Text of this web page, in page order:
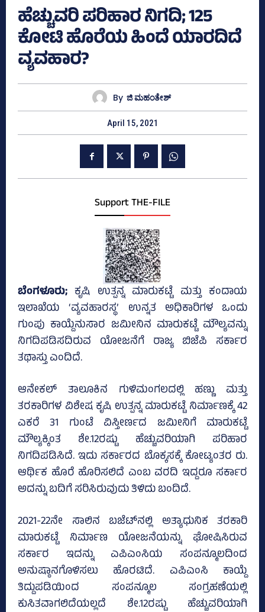
ಹೆಚ್ಚುವರಿ ಪರಿಹಾರ ನಿಗದಿ; 125
ಕೋಟಿ ಹೊರೆಯ ಹಿಂದೆ ಯಾರದಿದೆ
ವ್ಯವಹಾರ?
By ಜಿ ಮಹಂತೇಶ್
April 15, 2021
Support THE-FILE
ಬೆಂಗಳೂರು; ಕೃಷಿ ಉತ್ಪನ್ನ ಮಾರುಕಟ್ಟೆ ಮತ್ತು ಕಂದಾಯ
ಇಲಾಖೆಯ ‘ವ್ಯವಹಾರಸ್ಥ’ ಉನ್ನತ ಅಧಿಕಾರಿಗಳ ಒಂದು
ಗುಂಪು ಕಾಯ್ದೆನುಸಾರ ಜಮೀನಿನ ಮಾರುಕಟ್ಟೆ ಮೌಲ್ಯವನ್ನು
ನಿಗದಿಪಡಿಸದಿರುವ ಯೋಜನೆಗೆ ರಾಜ್ಯ ಬಿಜೆಪಿ ಸರ್ಕಾರ
ತಥಾಸ್ತು ಎಂದಿದೆ.
ಆನೇಕಲ್‌ ತಾಲೂಕಿನ ಗುಳಿಮಂಗಲದಲ್ಲಿ ಹಣ್ಣು ಮತ್ತು
ತರಕಾರಿಗಳ ವಿಶೇಷ ಕೃಷಿ ಉತ್ಪನ್ನ ಮಾರುಕಟ್ಟೆ ನಿರ್ಮಾಣಕ್ಕೆ 42
ಎಕರೆ 31 ಗುಂಟೆ ವಿಸ್ತೀರ್ಣದ ಜಮೀನಿಗೆ ಮಾರುಕಟ್ಟೆ
ಮೌಲ್ಯಕ್ಕಿಂತ ಶೇ.12ರಷ್ಟು ಹೆಚ್ಚುವರಿಯಾಗಿ ಪರಿಹಾರ
ನಿಗದಿಪಡಿಸಿದೆ. ಇದು ಸರ್ಕಾರದ ಬೊಕ್ಕಸಕ್ಕೆ ಕೋಟ್ಯಂತರ ರು.
ಆರ್ಥಿಕ ಹೊರೆ ಹೊರಿಸಲಿದೆ ಎಂಬ ವರದಿ ಇದ್ದರೂ ಸರ್ಕಾರ
ಅದನ್ನು ಬದಿಗೆ ಸರಿಸಿರುವುದು ತಿಳಿದು ಬಂದಿದೆ.
2021-22ನೇ ಸಾಲಿನ ಬಜೆಟ್‌ನಲ್ಲಿ ಅತ್ಯಾಧುನಿಕ ತರಕಾರಿ
ಮಾರುಕಟ್ಟೆ ನಿರ್ಮಾಣ ಯೋಜನೆಯನ್ನು ಘೋಷಿಸಿರುವ
ಸರ್ಕಾರ ಇದನ್ನು ಎಪಿಎಂಸಿಯ ಸಂಪನ್ಮೂಲದಿಂದ
ಅನುಷ್ಠಾನಗೊಳಿಸಲು ಹೊರಟಿದೆ. ಎಪಿಎಂಸಿ ಕಾಯ್ದೆ
ತಿದ್ದುಪಡಿಯಿಂದ ಸಂಪನ್ಮೂಲ ಸಂಗ್ರಹಣೆಯಲ್ಲಿ
ಕುಸಿತವಾಗಲಿದೆಯಲ್ಲದೆ ಶೇ.12ರಷ್ಟು ಹೆಚ್ಚುವರಿಯಾಗಿ